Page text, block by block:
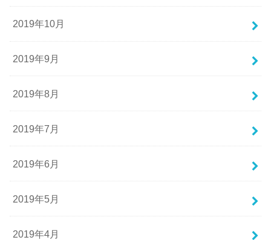
2019年10月
2019年9月
2019年8月
2019年7月
2019年6月
2019年5月
2019年4月